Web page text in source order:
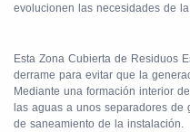
evolucionen las necesidades de
Esta Zona Cubierta de Residuos
derrame para evitar que la
Mediante una formación interior
las aguas a unos separadores de
de saneamiento de la instalación.